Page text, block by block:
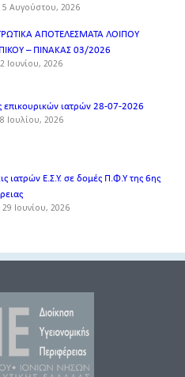
Αυγούστου, 2026
ΑΠΟΤΕΛΕΣΜΑΤΑ ΛΟΙΠΟΥ
– ΠΙΝΑΚΑΣ 03/2026
Ιουνίου, 2026
επικουρικών ιατρών 28-07-2026
Ιουλίου, 2026
ιατρών Ε.Σ.Υ. σε δομές Π.Φ.Υ της 6ης
Ιουνίου, 2026